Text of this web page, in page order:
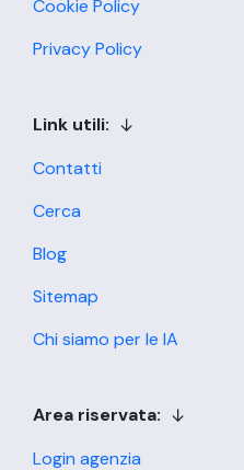
Cookie Policy
Privacy Policy
Link utili:
Contatti
Cerca
Blog
Sitemap
Chi siamo per le IA
Area riservata:
Login agenzia